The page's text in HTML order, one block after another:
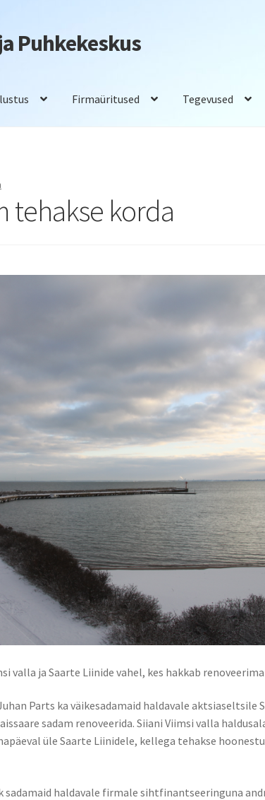
Puhkekeskus
Firmaüritused Tegevused
tehakse korda
ja Saarte Liinide vahel, kes hakkab
Parts ka väikesadamaid haldavale aktsiaseltsile
sadam renoveerida. Siiani Viimsi valla
üle Saarte Liinidele, kellega tehakse
haldavale firmale sihtfinantseeringuna